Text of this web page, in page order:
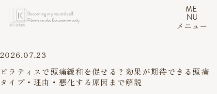
Becoming my neutral self.
Pilates studio for women only.
ME
NU
メニュー
2026.07.23
ピラティスで頭痛緩和を促せる？効果が期待できる頭痛
タイプ・理由・悪化する原因まで解説